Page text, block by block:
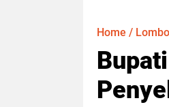
Home /